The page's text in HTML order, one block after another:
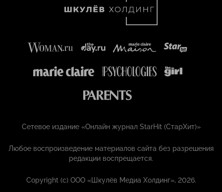
Сетевое издание «Онлайн журнал StarHit (СтарХит)»
Любое воспроизведение материалов сайта без разрешения
редакции воспрещается.
Copyright (с) ООО «Шкулёв Медиа Холдинг», 2026.